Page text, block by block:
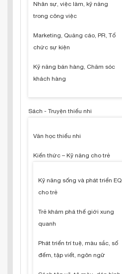
Nhân sự, việc làm, kỹ năng
trong công việc
Marketing, Quảng cáo, PR, Tổ
chức sự kiện
Kỹ năng bán hàng, Chăm sóc
khách hàng
Sách - Truyện thiếu nhi
Văn học thiếu nhi
Kiến thức – Kỹ năng cho trẻ
Kỹ năng sống và phát triển EQ
cho trẻ
Trẻ khám phá thế giới xung
quanh
Phát triển trí tuệ, màu sắc, số
đếm, tập viết, ngôn ngữ